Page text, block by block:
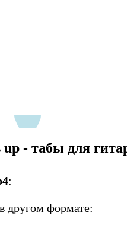
- табы для
:
другом формате: